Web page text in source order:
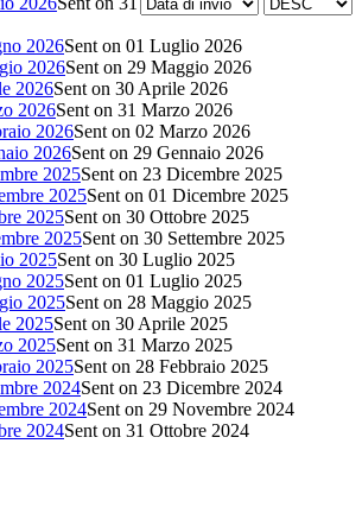
2026Sent on 01 Luglio 2026
2026Sent on 29 Maggio 2026
2026Sent on 30 Aprile 2026
2026Sent on 31 Marzo 2026
2026Sent on 02 Marzo 2026
2026Sent on 29 Gennaio 2026
2025Sent on 23 Dicembre 2025
2025Sent on 01 Dicembre 2025
2025Sent on 30 Ottobre 2025
2025Sent on 30 Settembre 2025
2025Sent on 30 Luglio 2025
2025Sent on 01 Luglio 2025
2025Sent on 28 Maggio 2025
2025Sent on 30 Aprile 2025
2025Sent on 31 Marzo 2025
2025Sent on 28 Febbraio 2025
2024Sent on 23 Dicembre 2024
2024Sent on 29 Novembre 2024
2024Sent on 31 Ottobre 2024